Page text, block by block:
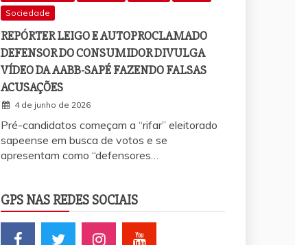
Sociedade
REPÓRTER LEIGO E AUTOPROCLAMADO
DEFENSOR DO CONSUMIDOR DIVULGA
VÍDEO DA AABB-SAPÉ FAZENDO FALSAS
ACUSAÇÕES
4 de junho de 2026
Pré-candidatos começam a “rifar” eleitorado
sapeense em busca de votos e se
apresentam como “defensores…
GPS NAS REDES SOCIAIS